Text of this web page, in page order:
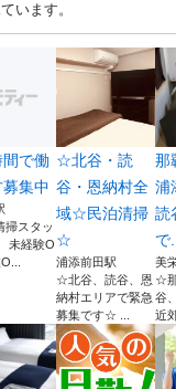
います。
間で働
集中
掃スタッ
未経験O
☆北谷・読
谷・恩納村全
域☆民泊清掃
☆
浦添前田駅
☆北谷、読谷、恩
納村エリアで緊急
募集です☆ ...
那
浦
読
で...
美
☆
谷
近